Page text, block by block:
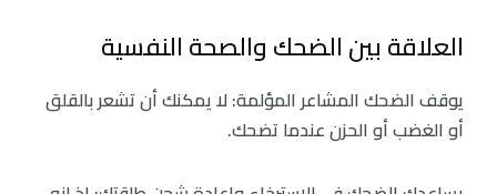
العلاقة بين الضحك والصحة النفسية
يوقف الضحك المشاعر المؤلمة: لا يمكنك أن تشعر بالقلق
أو الغضب أو الحزن عندما تضحك.